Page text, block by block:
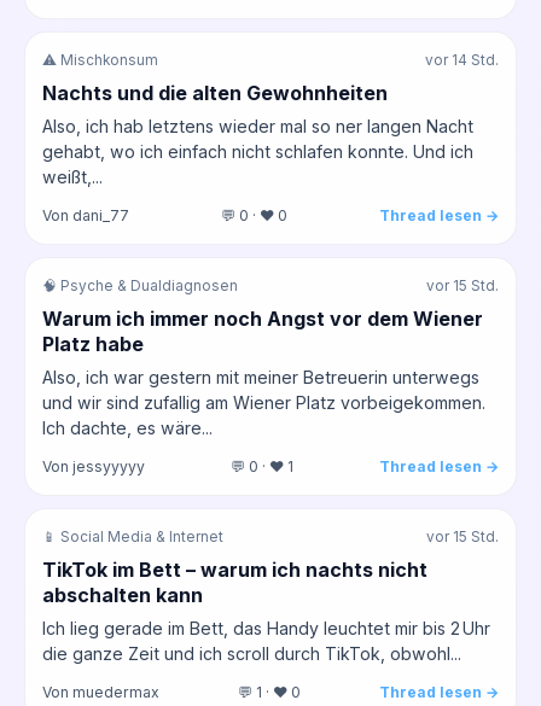
⚠️ Mischkonsum vor 14 Std.
Nachts und die alten Gewohnheiten
Also, ich hab letztens wieder mal so ner langen Nacht
gehabt, wo ich einfach nicht schlafen konnte. Und ich
weißt,...
Von dani_77 💬 0 · ❤️ 0 Thread lesen →
🧠 Psyche & Dualdiagnosen vor 15 Std.
Warum ich immer noch Angst vor dem Wiener
Platz habe
Also, ich war gestern mit meiner Betreuerin unterwegs
und wir sind zufallig am Wiener Platz vorbeigekommen.
Ich dachte, es wäre...
Von jessyyyyy 💬 0 · ❤️ 1 Thread lesen →
📱 Social Media & Internet vor 15 Std.
TikTok im Bett – warum ich nachts nicht
abschalten kann
Ich lieg gerade im Bett, das Handy leuchtet mir bis 2 Uhr
die ganze Zeit und ich scroll durch TikTok, obwohl...
Von muedermax 💬 1 · ❤️ 0 Thread lesen →